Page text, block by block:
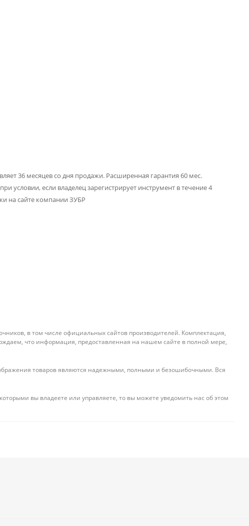
36 месяцев со дня продажи. Расширенная гарантия 60 мес.
условии, если владелец зарегистрирует инструмент в течение 4
на сайте компании ЗУБР
в том числе официальных сайтов производителей. Комплектация,
что информация, предоставленная на нашем сайте в полной мере,
товаров являются надежными, полными и безошибочными. Вся
вы владеете или управляете, то вы можете уведомить нас об этом